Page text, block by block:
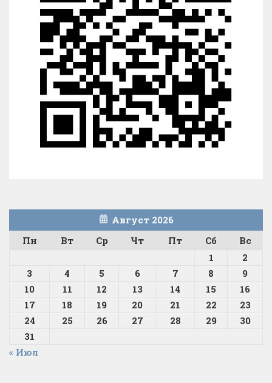
Август 2026
Пн
Вт Ср Чт Пт Сб
Вс
1
2
3
4 5 6 7 8
9
10
11 12 13 14 15
16
17
18 19 20 21 22
23
24
25 26 27 28 29
30
31
« Июл